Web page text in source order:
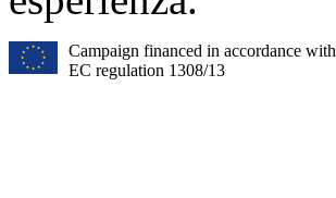
Campaign financed in accordance with
EC regulation 1308/13